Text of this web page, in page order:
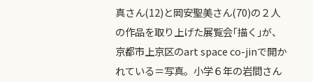
真さん(12)と岡安聖美さん(70)の２人
の作品を取り上げた展覧会｢描く｣が、
京都市上京区のart space co-jinで開か
れている＝写真。小学６年の岩間さん